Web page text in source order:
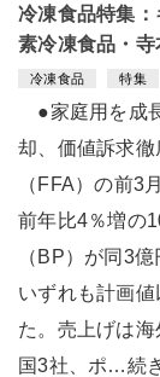
冷凍食品特集
素冷凍食品・
冷凍食品 特集
●家庭用を成
却、価値訴求
（FFA）の前3
前年比4％増の
（BP）が同3
いずれも計画
た。売上げは
国3社、ポ…続